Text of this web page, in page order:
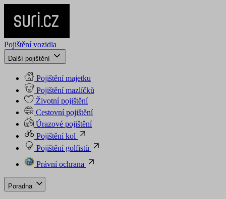
Pojištění vozidla
Další pojištění
Pojištění majetku
Pojištění mazlíčků
Životní pojištění
Cestovní pojištění
Úrazové pojištění
Pojištění kol
Pojištění golfistů
Právní ochrana
Poradna